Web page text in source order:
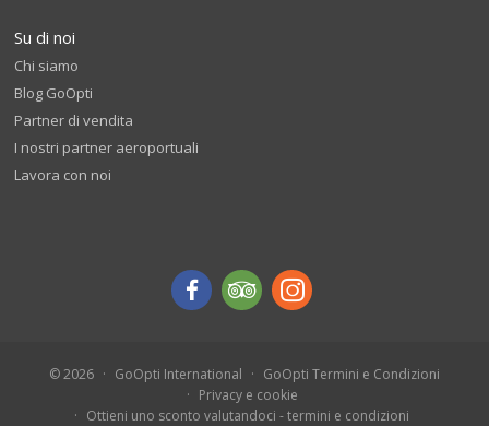
Su di noi
Chi siamo
Blog GoOpti
Partner di vendita
I nostri partner aeroportuali
Lavora con noi
© 2026 GoOpti International
GoOpti Termini e Condizioni
Privacy e cookie
Ottieni uno sconto valutandoci - termini e condizioni